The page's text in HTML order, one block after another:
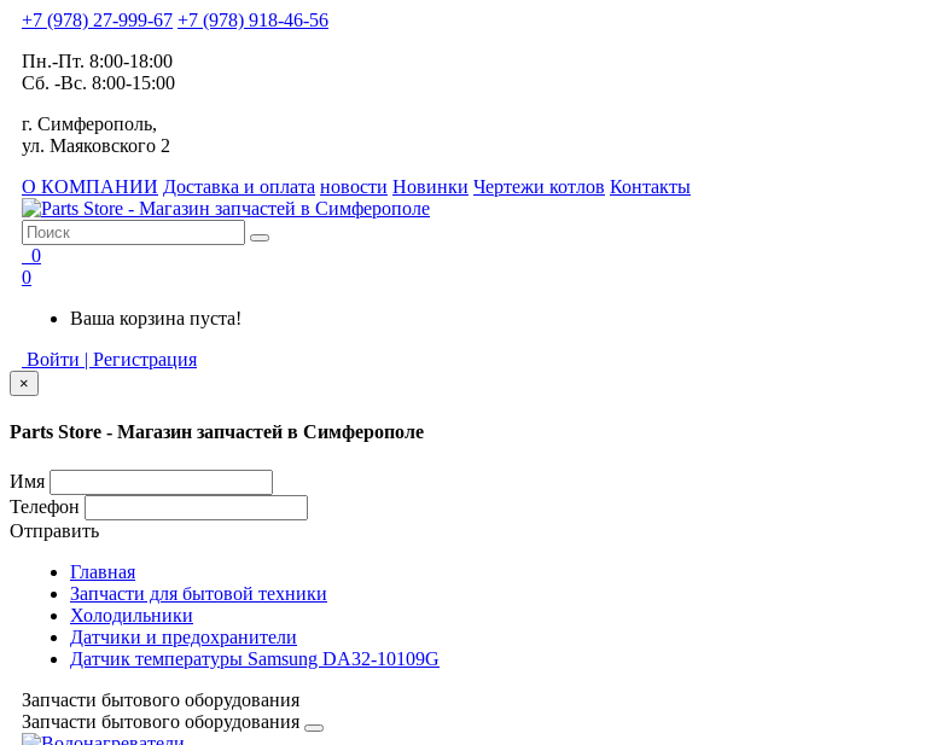
+7 (978) 27-999-67 +7 (978) 918-46-56
Пн.-Пт. 8:00-18:00
Сб. -Вс. 8:00-15:00
г. Симферополь,
ул. Маяковского 2
О КОМПАНИИ Доставка и оплата новости Новинки Чертежи котлов Контакты
0
0
Ваша корзина пуста!
Войти | Регистрация
×
Parts Store - Магазин запчастей в Симферополе
Имя
Телефон
Отправить
Главная
Запчасти для бытовой техники
Холодильники
Датчики и предохранители
Датчик температуры Samsung DA32-10109G
Запчасти бытового оборудования
Запчасти бытового оборудования